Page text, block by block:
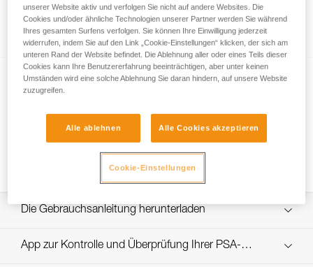
Verwendung einer einzigen Seilklemme?
Zugang am Doppelstrang mit dem ZIGZAG
Die Gebrauchsanleitung herunterladen
Technical Notice
App zur Kontrolle und Überprüfung Ihrer PSA-
unserer Website aktiv und verfolgen Sie nicht auf andere Websites. Die
Cookies und/oder ähnliche Technologien unserer Partner werden Sie während
Ihres gesamten Surfens verfolgen. Sie können Ihre Einwilligung jederzeit
widerrufen, indem Sie auf den Link „Cookie-Einstellungen“ klicken, der sich am
unteren Rand der Website befindet. Die Ablehnung aller oder eines Teils dieser
Cookies kann Ihre Benutzererfahrung beeinträchtigen, aber unter keinen
Umständen wird eine solche Ablehnung Sie daran hindern, auf unsere Website
zuzugreifen.
Alle ablehnen Alle Cookies akzeptieren
Cookie-Einstellungen